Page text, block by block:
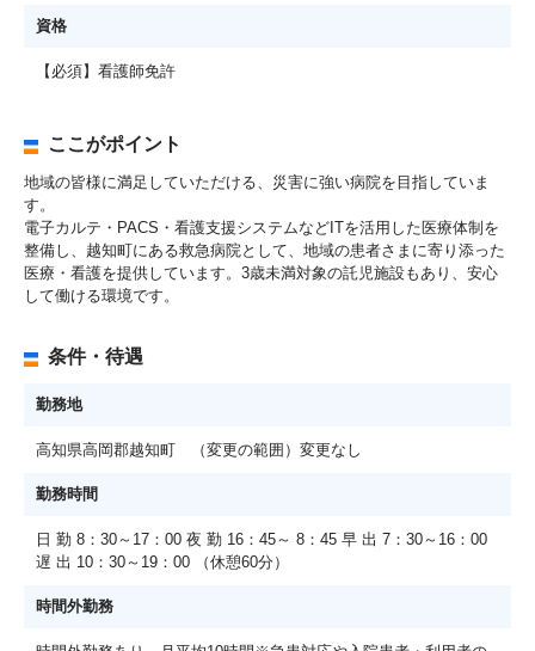
資格
【必須】看護師免許
ここがポイント
地域の皆様に満足していただける、災害に強い病院を目指していま
す。
電子カルテ・PACS・看護支援システムなどITを活用した医療体制を
整備し、越知町にある救急病院として、地域の患者さまに寄り添った
医療・看護を提供しています。3歳未満対象の託児施設もあり、安心
して働ける環境です。
条件・待遇
勤務地
高知県高岡郡越知町 （変更の範囲）変更なし
勤務時間
日 勤 8：30～17：00 夜 勤 16：45～ 8：45 早 出 7：30～16：00
遅 出 10：30～19：00 （休憩60分）
時間外勤務